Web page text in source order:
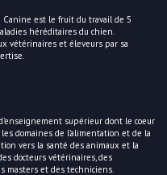
Canine est le fruit du travail de 5
héréditaires du chien.
vétérinaires et éleveurs par sa
supérieur dont le coeur
domaines de l’alimentation et de la
vers la santé des animaux et la
docteurs vétérinaires, des
masters et des techniciens.